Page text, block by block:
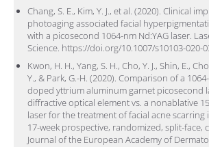
Chang, S. E., Kim, Y. J., et al. (2020). Clinical
photoaging associated facial
with a picosecond 1064-nm Nd:YAG laser.
Science. https://doi.org/10.1007/s10103-020-
Kwon, H. H., Yang, S. H., Cho, Y. J., Shin, E.,
Y., & Park, G.-H. (2020). Comparison of a
doped yttrium aluminum garnet picosecond
diffractive optical element vs. a nonablative
laser for the treatment of facial acne scarring
17-week prospective, randomized, split-face,
Journal of the European Academy of